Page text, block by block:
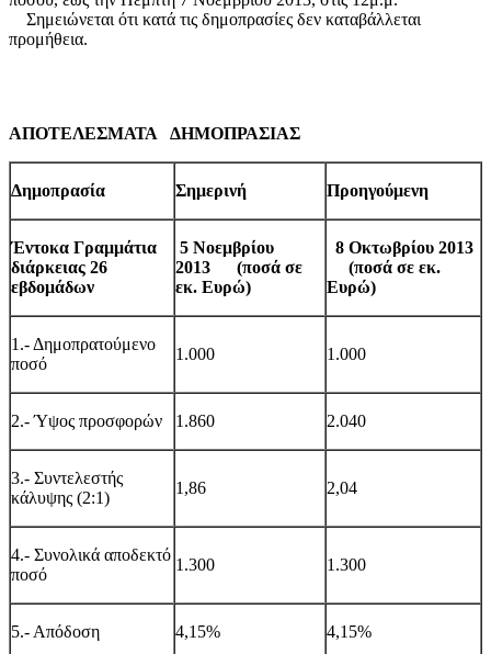
Σημειώνεται ότι κατά τις δημοπρασίες δεν καταβάλλεται
προμήθεια.
ΑΠΟΤΕΛΕΣΜΑΤΑ ΔΗΜΟΠΡΑΣΙΑΣ
Δημοπρασία Σημερινή Προηγούμενη
Έντοκα Γραμμάτια
διάρκειας 26
εβδομάδων
5 Νοεμβρίου
2013 (ποσά σε
εκ. Ευρώ)
8 Οκτωβρίου 2013
(ποσά σε εκ.
Ευρώ)
1.- Δημοπρατούμενο
ποσό
1.000 1.000
2.- Ύψος προσφορών 1.860 2.040
3.- Συντελεστής
κάλυψης (2:1)
1,86 2,04
4.- Συνολικά αποδεκτό
ποσό
1.300 1.300
5.- Απόδοση 4,15% 4,15%